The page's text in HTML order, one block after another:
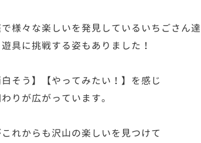
様々な楽しいを発見しているいちごさん達
具に挑戦する姿もありました！
そう】【やってみたい！】を感じ
りが広がっています。
れからも沢山の楽しいを見つけて